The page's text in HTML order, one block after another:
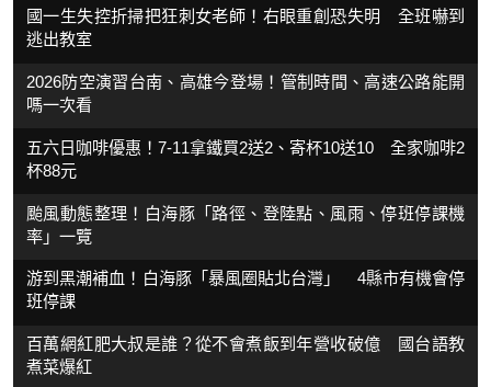
國一生失控折掃把狂刺女老師！右眼重創恐失明 全班嚇到
逃出教室
2026防空演習台南、高雄今登場！管制時間、高速公路能開
嗎一次看
五六日咖啡優惠！7-11拿鐵買2送2、寄杯10送10 全家咖啡2
杯88元
颱風動態整理！白海豚「路徑、登陸點、風雨、停班停課機
率」一覽
游到黑潮補血！白海豚「暴風圈貼北台灣」 4縣市有機會停
班停課
百萬網紅肥大叔是誰？從不會煮飯到年營收破億 國台語教
煮菜爆紅